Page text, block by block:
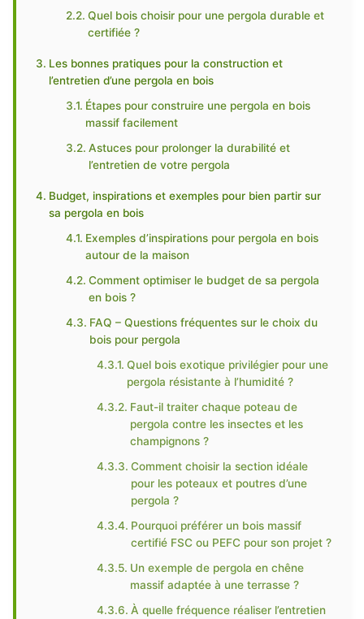
Quel bois choisir pour une pergola durable et
certifiée ?
Les bonnes pratiques pour la construction et
l’entretien d’une pergola en bois
Étapes pour construire une pergola en bois
massif facilement
Astuces pour prolonger la durabilité et
l’entretien de votre pergola
Budget, inspirations et exemples pour bien partir sur
sa pergola en bois
Exemples d’inspirations pour pergola en bois
autour de la maison
Comment optimiser le budget de sa pergola
en bois ?
FAQ – Questions fréquentes sur le choix du
bois pour pergola
Quel bois exotique privilégier pour une
pergola résistante à l’humidité ?
Faut-il traiter chaque poteau de
pergola contre les insectes et les
champignons ?
Comment choisir la section idéale
pour les poteaux et poutres d’une
pergola ?
Pourquoi préférer un bois massif
certifié FSC ou PEFC pour son projet ?
Un exemple de pergola en chêne
massif adaptée à une terrasse ?
À quelle fréquence réaliser l’entretien